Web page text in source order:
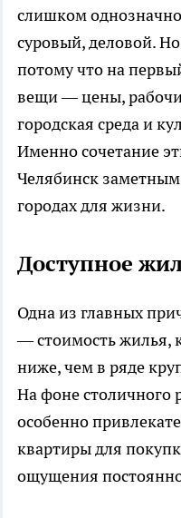
слишком
суровый, деловой.
потому что на
вещи — цены,
городская среда и
Именно сочетание
Челябинск
городах для жизни.
Доступное
Одна из главных
— стоимость жилья,
ниже, чем в ряде
На фоне столичного
особенно
квартиры для
ощущения